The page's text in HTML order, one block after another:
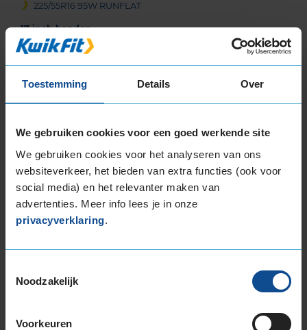
Toestemming Details Over
We gebruiken cookies voor een goed werkende site
We gebruiken cookies voor het analyseren van ons
websiteverkeer, het bieden van extra functies (ook voor
social media) en het relevanter maken van
advertenties. Meer info lees je in onze
privacyverklaring.
Noodzakelijk
Voorkeuren
225/55R16 95W RUNFLAT
17-inch banden
205/45R17 88V EXTRALOAD
205/45R17 88W EXTRALOAD
205/45R17 88W EXTRALOAD RUNFLAT
205/50R17 89Y RUNFLAT
205/50R17 93W EXTRALOAD
205/50R17 93W EXTRALOAD
205/55R17 91V
205/55R17 91V
205/55R17 91V RUNFLAT
205/55R17 95V EXTRALOAD
215/45R17 91W EXTRALOAD